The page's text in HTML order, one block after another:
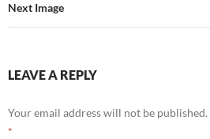
Next Image
LEAVE A REPLY
Your email address will not be published.
*